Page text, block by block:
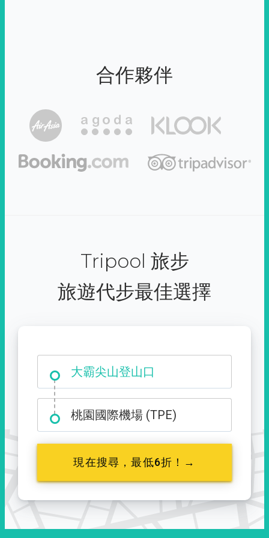
合作夥伴
Tripool 旅步
旅遊代步最佳選擇
大霸尖山登山口
桃園國際機場 (TPE)
現在搜尋，最低6折！→